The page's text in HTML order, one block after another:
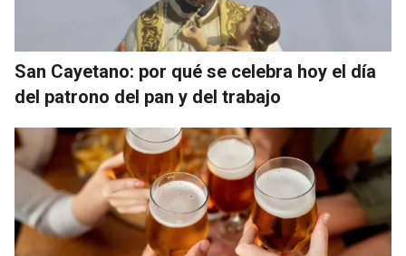
San Cayetano: por qué se celebra hoy el día
del patrono del pan y del trabajo